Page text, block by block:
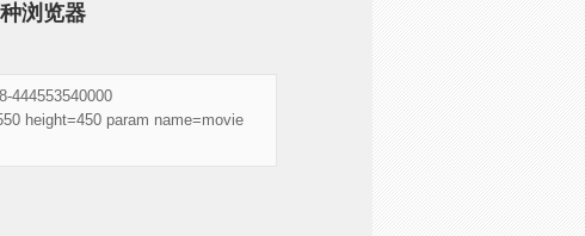
浏览器
444553540000
height=450 param name=movie